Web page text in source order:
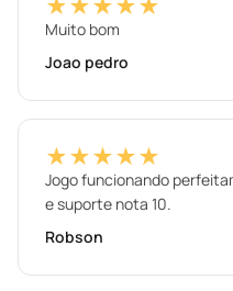
★★★★★
Muito bom
Joao pedro
★★★★★
Jogo funcionando
e suporte nota 10.
Robson